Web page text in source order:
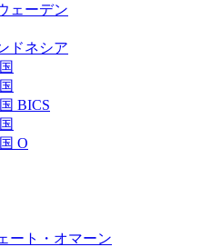
ェーデン
ドネシア
BICS
O
ート・オマーン